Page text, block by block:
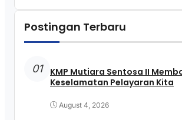
Postingan Terbaru
01
KMP Mutiara Sentosa II
Keselamatan Pelayaran Kita
August 4, 2026